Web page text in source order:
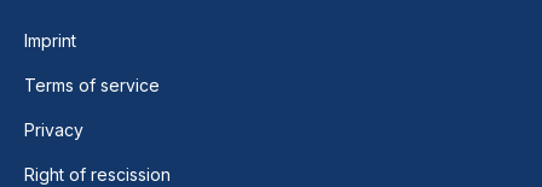
Imprint
Terms of service
Privacy
Right of rescission